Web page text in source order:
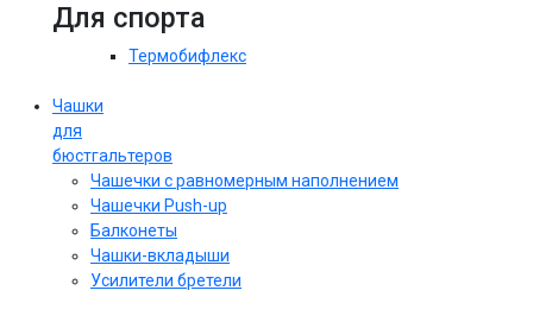
Для спорта
Термобифлекс
Чашки
для
бюстгальтеров
Чашечки с равномерным наполнением
Чашечки Push-up
Балконеты
Чашки-вкладыши
Усилители бретели